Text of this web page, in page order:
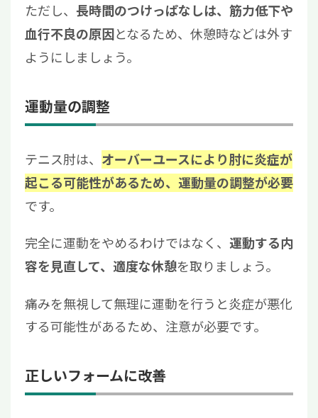
ただし、 長時間のつけっぱなしは、筋力低下や
血行不良の原因となるため、休憩時などは外す
ようにしましょう。
運動量の調整
テニス肘は、 オーバーユースにより肘に炎症が
起こる可能性があるため、運動量の調整が必要
です。
完全に運動をやめるわけではなく、 運動する内
容を見直して、適度な休憩を取りましょう。
痛みを無視して無理に運動を行うと炎症が悪化
する可能性があるため、注意が必要です。
正しいフォームに改善